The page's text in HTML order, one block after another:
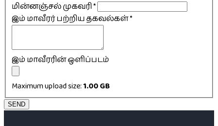
மின்னஞ்சல் முகவரி*
இம் மாவீரர் பற்றிய தகவல்கள்*
இம் மாவீரரின் ஒளிப்படம்
Maximum upload size:1.00 GB
SEND